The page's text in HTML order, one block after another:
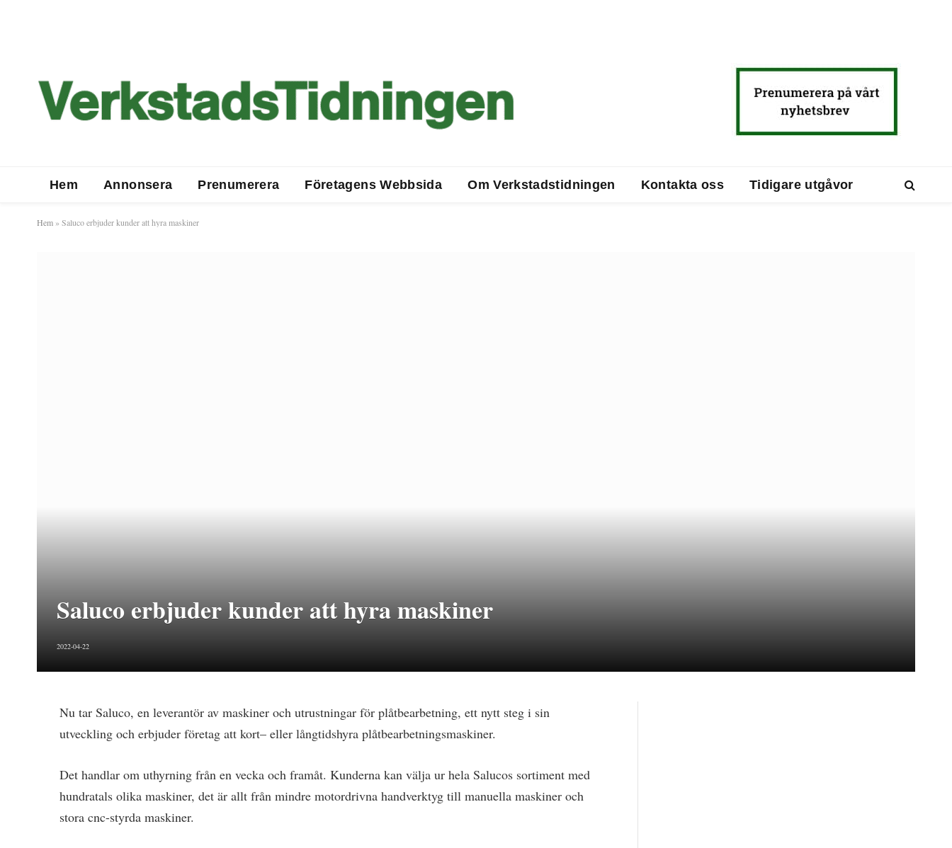
Hem Annonsera Prenumerera Företagens Webbsida Om Verkstadstidningen Kontakta oss Tidigare utgåvor
Hem » Saluco erbjuder kunder att hyra maskiner
Saluco erbjuder kunder att hyra maskiner
2022-04-22
Nu tar Saluco, en leverantör av maskiner och utrustningar för plåtbearbetning, ett nytt steg i sin
utveckling och erbjuder företag att kort– eller långtidshyra plåtbearbetningsmaskiner.
Det handlar om uthyrning från en vecka och framåt. Kunderna kan välja ur hela Salucos sortiment med
hundratals olika maskiner, det är allt från mindre motordrivna handverktyg till manuella maskiner och
stora cnc-styrda maskiner.